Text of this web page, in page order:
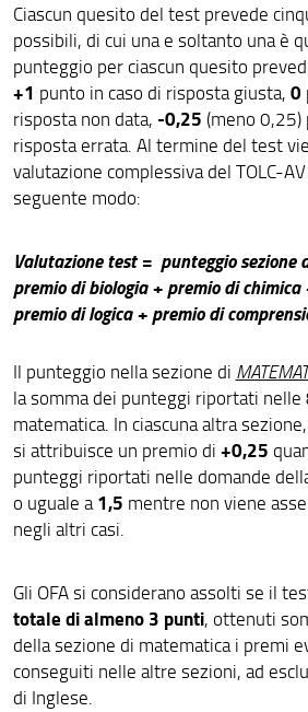
Ciascun quesito del test prevede
possibili, di cui una e soltanto una è
punteggio per ciascun quesito
+1 punto in caso di risposta giusta, 0
risposta non data, -0,25 (meno 0,25)
risposta errata. Al termine del test
valutazione complessiva del TOLC-
seguente modo:
Valutazione test = punteggio sezione
premio di biologia + premio di
premio di logica + premio di
Il punteggio nella sezione di
la somma dei punteggi riportati nelle
matematica. In ciascuna altra
si attribuisce un premio di +0,25
punteggi riportati nelle domande
o uguale a1,5 mentre non viene
negli altri casi.
Gli OFA si considerano assolti se il
totale di almeno 3 punti, ottenuti
della sezione di matematica i premi
conseguiti nelle altre sezioni, ad
di Inglese.